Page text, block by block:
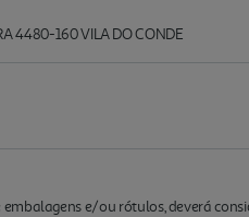
4480-160 VILA DO CONDE
e/ou rótulos, deverá